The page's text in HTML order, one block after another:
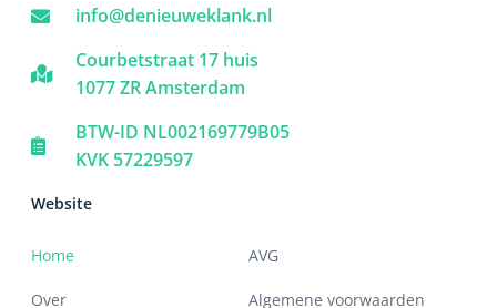
info@denieuweklank.nl
Courbetstraat 17 huis
1077 ZR Amsterdam
BTW-ID NL002169779B05
KVK 57229597
Website
Home
Over
AVG
Algemene voorwaarden